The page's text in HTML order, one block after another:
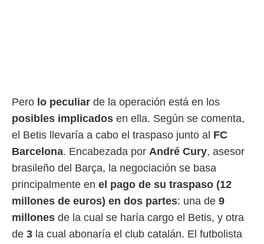
sean
el sitio
se
ni para
aunque
no
Pero lo peculiar de la operación está en los
posibles implicados en ella. Según se comenta,
el Betis llevaría a cabo el traspaso junto al FC
Barcelona. Encabezada por André Cury, asesor
brasileño del Barça, la negociación se basa
principalmente en el pago de su traspaso (12
millones de euros) en dos partes: una de 9
millones de la cual se haría cargo el Betis, y otra
de 3 la cual abonaría el club catalán. El futbolista